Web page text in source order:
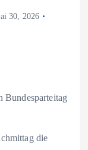
30, 2026
Bundesparteitag
die